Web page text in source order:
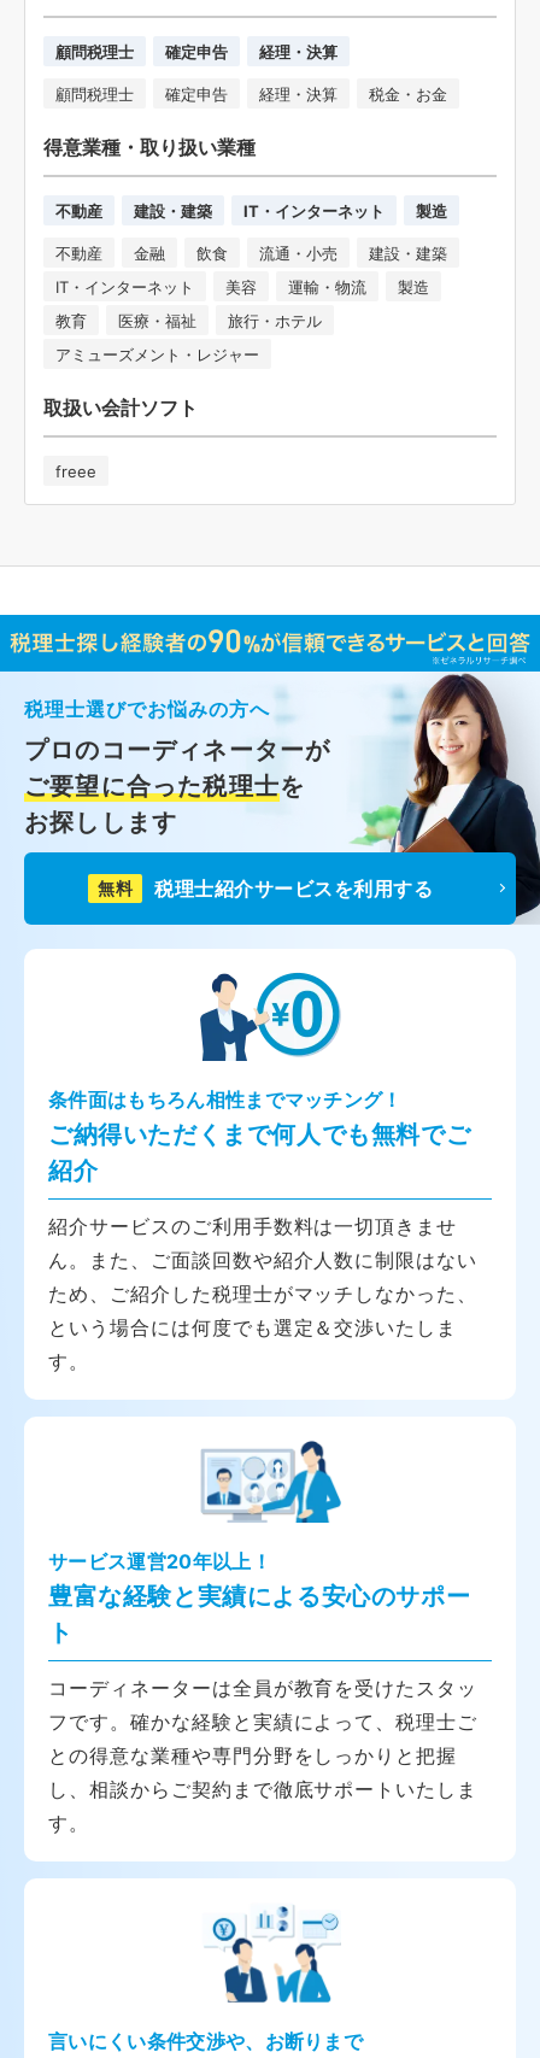
顧問税理士 確定申告 経理・決算
顧問税理士 確定申告 経理・決算 税金・お金
得意業種・取り扱い業種
不動産 建設・建築 IT・インターネット 製造
不動産 金融 飲食 流通・小売
建設・建築
IT・インターネット
美容 運輸・物流
製造
教育
医療・福祉
旅行・ホテル
アミューズメント・レジャー
取扱い会計ソフト
freee
税理士選びでお悩みの方へ
プロのコーディネーターが
ご要望に合った税理士を
お探しします
無料 税理士紹介サービスを利用する
条件面はもちろん相性までマッチング！
ご納得いただくまで何人でも無料でご
紹介
紹介サービスのご利用手数料は一切頂きませ
ん。また、ご面談回数や紹介人数に制限はない
ため、ご紹介した税理士がマッチしなかった、
という場合には何度でも選定＆交渉いたしま
す。
サービス運営20年以上！
豊富な経験と実績による安心のサポー
ト
コーディネーターは全員が教育を受けたスタッ
フです。確かな経験と実績によって、税理士ご
との得意な業種や専門分野をしっかりと把握
し、相談からご契約まで徹底サポートいたしま
す。
言いにくい条件交渉や、お断りまで